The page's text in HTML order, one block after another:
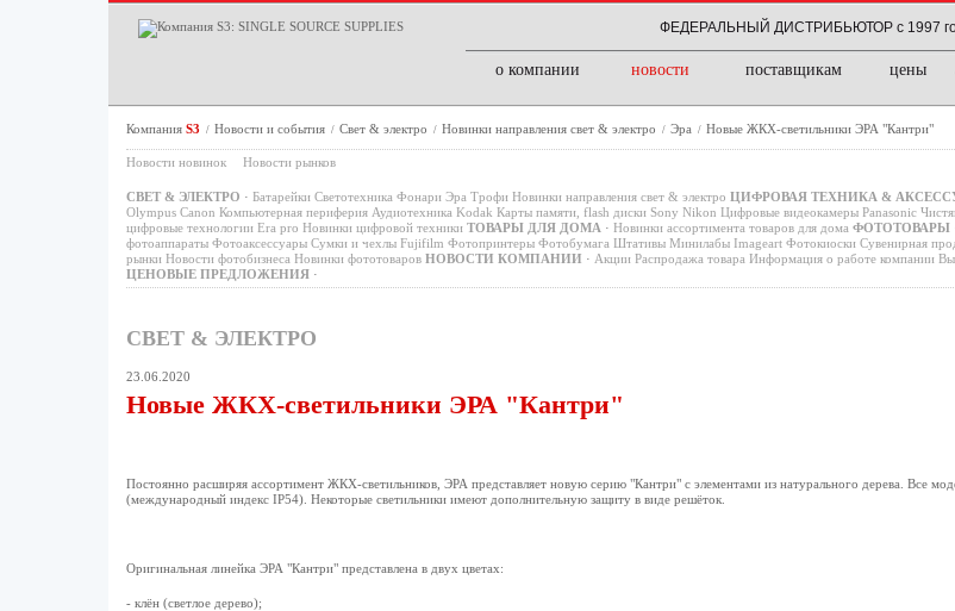
ФЕДЕРАЛЬНЫЙ ДИСТРИБЬЮТОР с 1997
о компании новости поставщикам цены
Компания S3 / Новости и события / Свет & электро / Новинки направления свет & электро / Эра / Новые ЖКХ-светильники ЭРА "Кантри"
Новости новинок Новости рынков
СВЕТ & ЭЛЕКТРО · Батарейки Светотехника Фонари Эра Трофи Новинки направления свет & электро ЦИФРОВАЯ ТЕХНИКА &
Olympus Canon Компьютерная периферия Аудиотехника Kodak Карты памяти, flash диски Sony Nikon Цифровые видеокамеры Panasonic
цифровые технологии Era pro Новинки цифровой техники ТОВАРЫ ДЛЯ ДОМА · Новинки ассортимента товаров для дома ФОТОТОВАРЫ
фотоаппараты Фотоаксессуары Сумки и чехлы Fujifilm Фотопринтеры Фотобумага Штативы Минилабы Imageart Фотокиоски Сувенирная
рынки Новости фотобизнеса Новинки фототоваров НОВОСТИ КОМПАНИИ · Акции Распродажа товара Информация о работе компании
ЦЕНОВЫЕ ПРЕДЛОЖЕНИЯ ·
СВЕТ & ЭЛЕКТРО
23.06.2020
Новые ЖКХ-светильники ЭРА "Кантри"
Постоянно расширяя ассортимент ЖКХ-светильников, ЭРА представляет новую серию "Кантри" с элементами из натурального дерева. Все
(международный индекс IP54). Некоторые светильники имеют дополнительную защиту в виде решёток.
Оригинальная линейка ЭРА "Кантри" представлена в двух цветах:
- клён (светлое дерево);